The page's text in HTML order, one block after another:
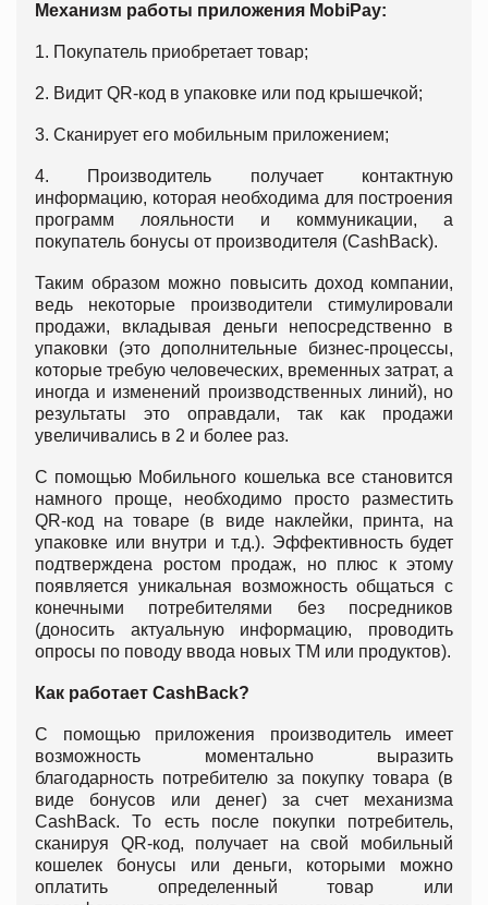
Механизм работы приложения MobiPay:
1. Покупатель приобретает товар;
2. Видит QR-код в упаковке или под крышечкой;
3. Сканирует его мобильным приложением;
4. Производитель получает контактную
информацию, которая необходима для построения
программ лояльности и коммуникации, а
покупатель бонусы от производителя (CashBack).
Таким образом можно повысить доход компании,
ведь некоторые производители стимулировали
продажи, вкладывая деньги непосредственно в
упаковки (это дополнительные бизнес-процессы,
которые требую человеческих, временных затрат, а
иногда и изменений производственных линий), но
результаты это оправдали, так как продажи
увеличивались в 2 и более раз.
С помощью Мобильного кошелька все становится
намного проще, необходимо просто разместить
QR-код на товаре (в виде наклейки, принта, на
упаковке или внутри и т.д.). Эффективность будет
подтверждена ростом продаж, но плюс к этому
появляется уникальная возможность общаться с
конечными потребителями без посредников
(доносить актуальную информацию, проводить
опросы по поводу ввода новых ТМ или продуктов).
Как работает CashBack?
С помощью приложения производитель имеет
возможность моментально выразить
благодарность потребителю за покупку товара (в
виде бонусов или денег) за счет механизма
CashBack. То есть после покупки потребитель,
сканируя QR-код, получает на свой мобильный
кошелек бонусы или деньги, которыми можно
оплатить определенный товар или